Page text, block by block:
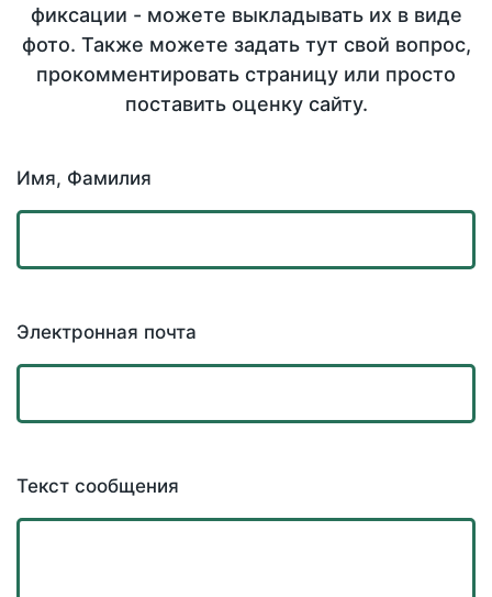
фиксации - можете выкладывать их в виде
фото. Также можете задать тут свой вопрос,
прокомментировать страницу или просто
поставить оценку сайту.
Имя, Фамилия
Электронная почта
Текст сообщения